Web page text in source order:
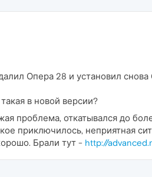
Опера 28 и установил снова
в новой версии?
проблема, откатывался до
приключилось, неприятная
Брали тут - http://